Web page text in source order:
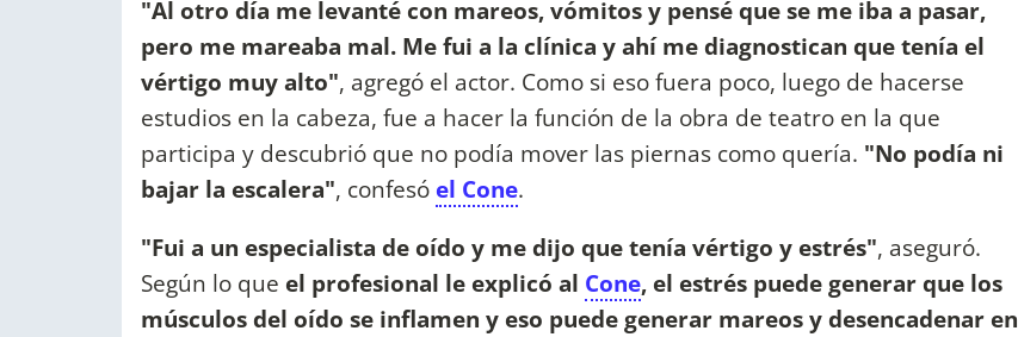
"Al otro día me levanté con mareos, vómitos y pensé que se me iba a pasar,
pero me mareaba mal. Me fui a la clínica y ahí me diagnostican que tenía el
vértigo muy alto", agregó el actor. Como si eso fuera poco, luego de hacerse
estudios en la cabeza, fue a hacer la función de la obra de teatro en la que
participa y descubrió que no podía mover las piernas como quería. "No podía ni
bajar la escalera", confesó el Cone.
"Fui a un especialista de oído y me dijo que tenía vértigo y estrés", aseguró.
Según lo que el profesional le explicó al Cone, el estrés puede generar que los
músculos del oído se inflamen y eso puede generar mareos y desencadenar en